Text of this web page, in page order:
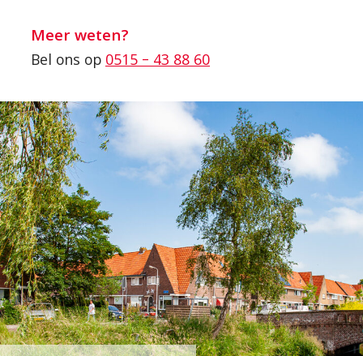
Meer weten?
Bel ons op0515 – 43 88 60